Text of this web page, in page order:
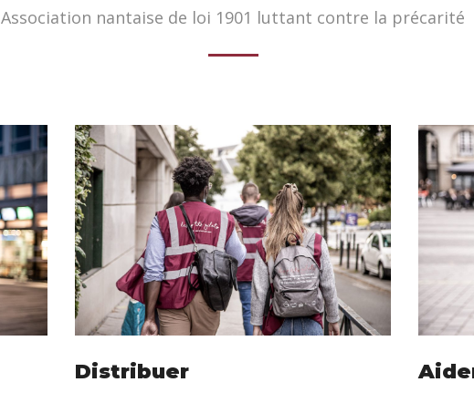
Association nantaise de loi 1901 luttant contre la précarité
Distribuer